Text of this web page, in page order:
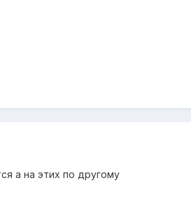
а на этих по другому